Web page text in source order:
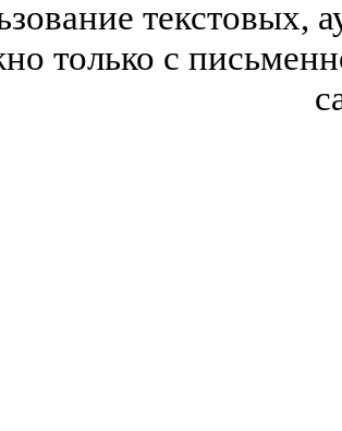
текстовых,
только с